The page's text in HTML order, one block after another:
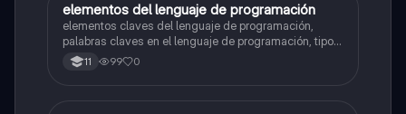
Tecnología e Informática
elementos del lenguaje de programación
elementos claves del lenguaje de programación,
palabras claves en el lenguaje de programación, tipos
de datos, estructura secuencial
11 99 0